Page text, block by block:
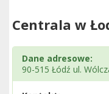
Centrala w
Dane adresowe:
90-515 Łódź ul.